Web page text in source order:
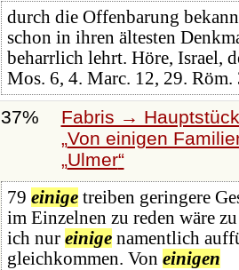
durch die Offenbarung
schon in ihren ältesten
beharrlich lehrt. Höre, Israel,
Mos. 6, 4. Marc. 12, 29. Röm.
37%
Fabris →
Von einigen
Ulmer
79 einigetreiben geringere
im Einzelnen zu reden wäre
ich nur einigenamentlich
gleichkommen. Von einigen